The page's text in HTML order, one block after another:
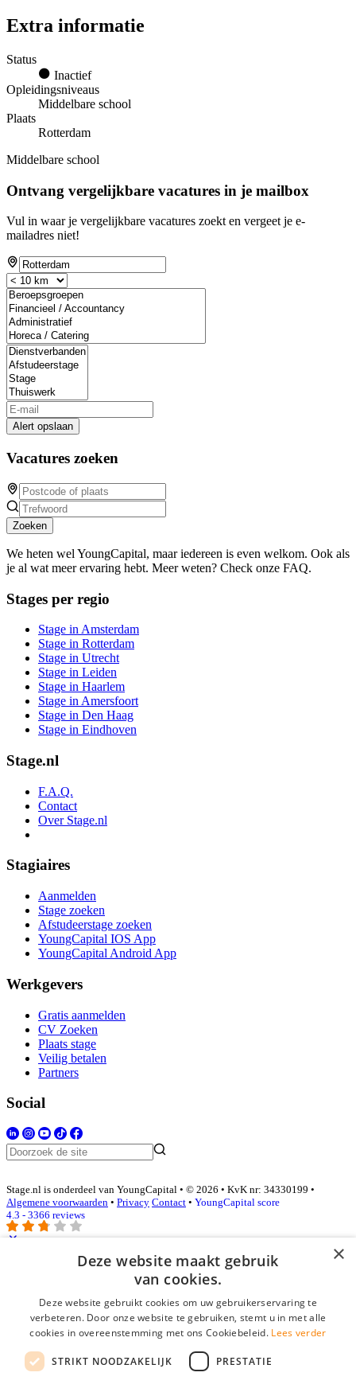
Extra informatie
Status
Inactief
Opleidingsniveaus
Middelbare school
Plaats
Rotterdam
Middelbare school
Ontvang vergelijkbare vacatures in je mailbox
Vul in waar je vergelijkbare vacatures zoekt en vergeet je e-
mailadres niet!
Alert opslaan
Vacatures zoeken
Zoeken
We heten wel YoungCapital, maar iedereen is even welkom. Ook als
je al wat meer ervaring hebt. Meer weten? Check onze FAQ.
Stages per regio
Stage in Amsterdam
Stage in Rotterdam
Stage in Utrecht
Stage in Leiden
Stage in Haarlem
Stage in Amersfoort
Stage in Den Haag
Stage in Eindhoven
Stage.nl
F.A.Q.
Contact
Over Stage.nl
Stagiaires
Aanmelden
Stage zoeken
Afstudeerstage zoeken
YoungCapital IOS App
YoungCapital Android App
Werkgevers
Gratis aanmelden
CV Zoeken
Plaats stage
Veilig betalen
Partners
Social
Stage.nl is onderdeel van YoungCapital • © 2026 • KvK nr: 34330199 •
Algemene voorwaarden • Privacy Contact • YoungCapital score
4.3 - 3366 reviews
Inloggen als bedrijf
E-mail*
Wachtwoord
login gegevens onthouden
×
Deze website maakt gebruik
van cookies.
Deze website gebruikt cookies om uw gebruikerservaring te
verbeteren. Door onze website te gebruiken, stemt u in met alle
cookies in overeenstemming met ons Cookiebeleid. Lees verder
STRIKT NOODZAKELIJK PRESTATIE